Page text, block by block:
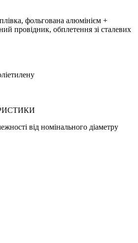
фольгована алюмінієм +
провідник, обплетення зі сталевих
від номінального діаметру